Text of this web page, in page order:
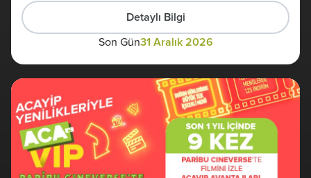
Detaylı Bilgi
Son Gün31 Aralık 2026